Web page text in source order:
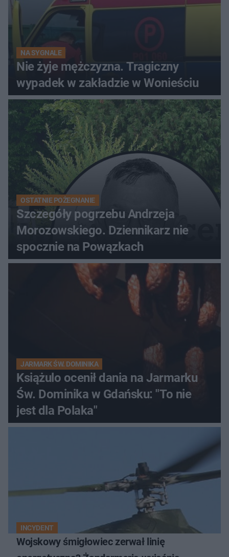
NA SYGNALE
Nie żyje mężczyzna. Tragiczny
wypadek w zakładzie w Wonieściu
OSTATNIE POŻEGNANIE
Szczegóły pogrzebu Andrzeja
Morozowskiego. Dziennikarz nie
spocznie na Powązkach
JARMARK ŚW. DOMINIKA
Książulo ocenił dania na Jarmarku
Św. Dominika w Gdańsku: "To nie
jest dla Polaka"
INCYDENT
Wojskowy śmigłowiec zerwał linię